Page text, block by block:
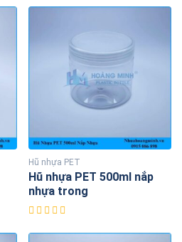
Hũ nhựa PET
Hũ nhựa PET 500ml nắp
nhựa trong